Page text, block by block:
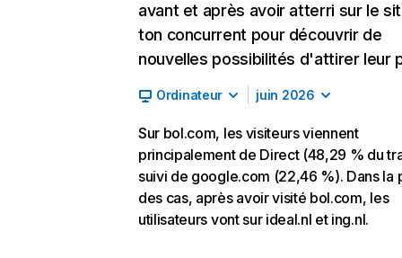
avant et après avoir atterri sur le
ton concurrent pour découvrir de
nouvelles possibilités d'attirer leur
Ordinateur juin 2026
Sur bol.com, les visiteurs viennent
principalement de Direct (48,29 % du
suivi de google.com (22,46 %). Dans la
des cas, après avoir visité bol.com, les
utilisateurs vont sur ideal.nl et ing.nl.